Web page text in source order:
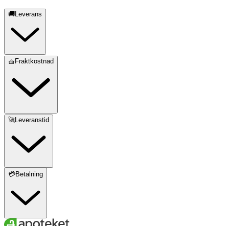
🚚Leverans
🧺Fraktkostnad
🚀Leveranstid
💳Betalning